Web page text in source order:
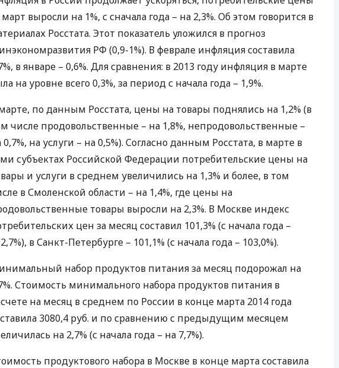
ЕЖЕМЕСЯЧНЫЙ ОБЗОР
КЕШБЭКА
ПУТЕВОДИТЕЛИ ПО
БАНКОВСКИМ КАРТАМ
март выросли на 1%, с сначала года – на 2,3%. Об этом говорится в
Росстата. Этот показатель уложился в прогноз
РФ (0,9-1%). В феврале инфляция составила
в январе – 0,6%. Для сравнения: в 2013 году инфляция в марте
на уровне всего 0,3%, за период с начала года – 1,9%.
по данным Росстата, цены на товары поднялись на 1,2% (в
числе продовольственные – на 1,8%, непродовольственные –
0,7%, на услуги – на 0,5%). Согласно данным Росстата, в марте в
субъектах Российской Федерации потребительские цены на
и услуги в среднем увеличились на 1,3% и более, в том
в Смоленской области – на 1,4%, где цены на
товары выросли на 2,3%. В Москве индекс
цен за месяц составил 101,3% (с начала года –
в Санкт-Петербурге – 101,1% (с начала года – 103,0%).
набор продуктов питания за месяц подорожал на
Стоимость минимального набора продуктов питания в
на месяц в среднем по России в конце марта 2014 года
3080,4 руб. и по сравнению с предыдущим месяцем
на 2,7% (с начала года – на 7,7%).
продуктового набора в Москве в конце марта составила